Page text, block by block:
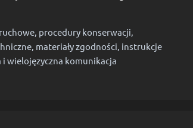
procedury konserwacji,
materiały zgodności, instrukcje
i wielojęzyczna komunikacja